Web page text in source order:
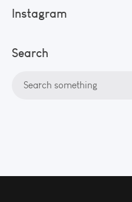
Instagram
Search